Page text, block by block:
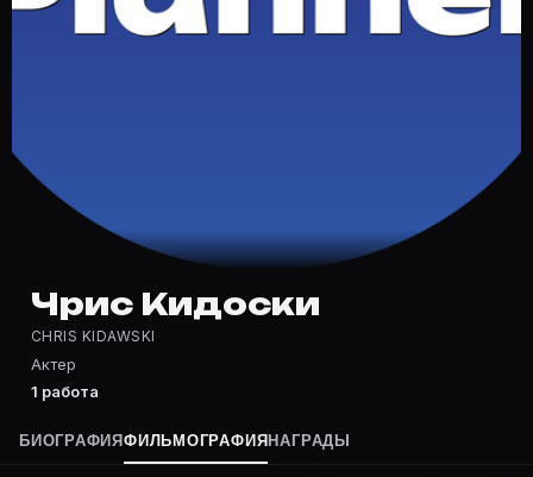
Частые вопросы о Чрис Кидоски
Полный список — на Movie Planner: https://movie-
Кто такой(ая) Чрис Кидоски?
Чрис Кидоски — Актер. Биография и роли на
Где открыть фильмографию Чрис Кидоски?
На Movie Planner: https://movie-planner.ru/s/
Чрис Кидоски
CHRIS KIDAWSKI
Актер
1 работа
БИОГРАФИЯФИЛЬМОГРАФИЯ НАГРАДЫ